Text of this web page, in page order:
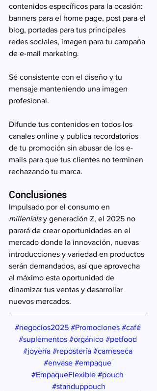
contenidos específicos para la ocasión:
banners para el home page, post para el
blog, portadas para tus principales
redes sociales, imagen para tu campaña
de e-mail marketing.
Sé consistente con el diseño y tu
mensaje manteniendo una imagen
profesional.
Difunde tus contenidos en todos los
canales online y publica recordatorios
de tu promoción sin abusar de los e-
mails para que tus clientes no terminen
rechazando tu marca.
Conclusiones
Impulsado por el consumo en
millenials y generación Z, el 2025 no
parará de crear oportunidades en el
mercado donde la innovación, nuevas
introducciones y variedad en productos
serán demandados, así que aprovecha
al máximo esta oportunidad de
dinamizar tus ventas y desarrollar
nuevos mercados.
#negocios2025 #Promociones #café
#suplementos #orgánico #petfood
#joyería #repostería #carneseca
#envase #empaque
#EmpaqueFlexible #pouch
#standuppouch